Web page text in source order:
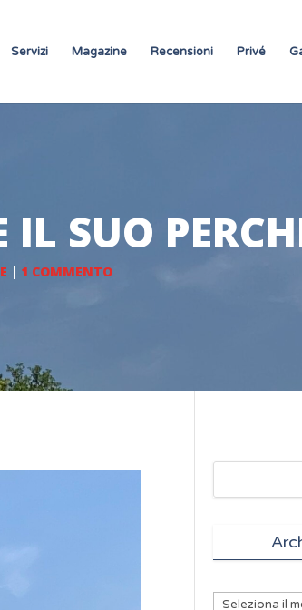
Servizi Magazine Recensioni Privé
SUO
| 1 COMMENTO
Archivi